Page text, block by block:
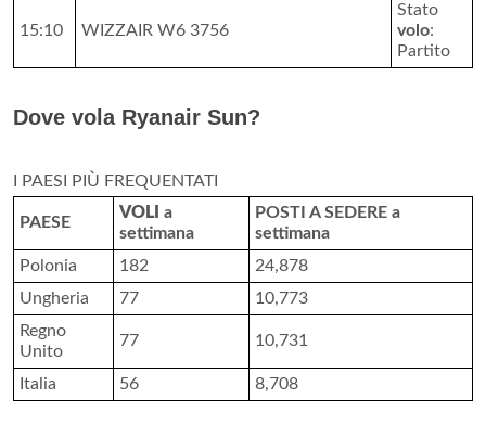
15:10 WIZZAIR W6 3756
Stato
volo:
Partito
Dove vola Ryanair Sun?
I PAESI PIÙ FREQUENTATI
PAESE
VOLI a
settimana
POSTI A SEDERE a
settimana
Polonia
182
24,878
Ungheria
77
10,773
Regno
Unito
77 10,731
Italia 56 8,708